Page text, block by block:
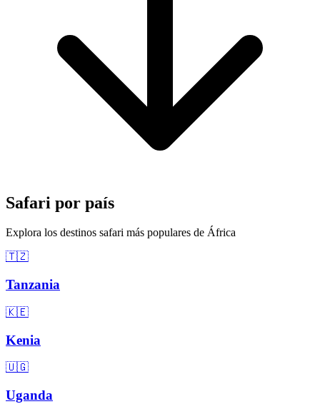
Safari por país
Explora los destinos safari más populares de África
🇹🇿
Tanzania
🇰🇪
Kenia
🇺🇬
Uganda